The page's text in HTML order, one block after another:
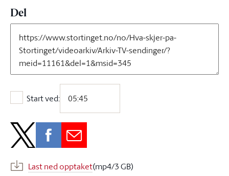
Del
Start ved:
Start ved:
Last ned opptaket(mp4/3 GB)